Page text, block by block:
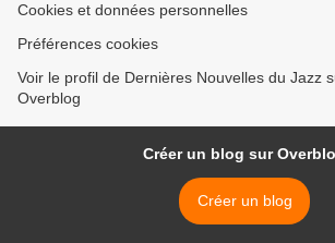
Cookies et données personnelles
Préférences cookies
Voir le profil de Dernières Nouvelles du Jazz
Overblog
Créer un blog sur
Créer un blog